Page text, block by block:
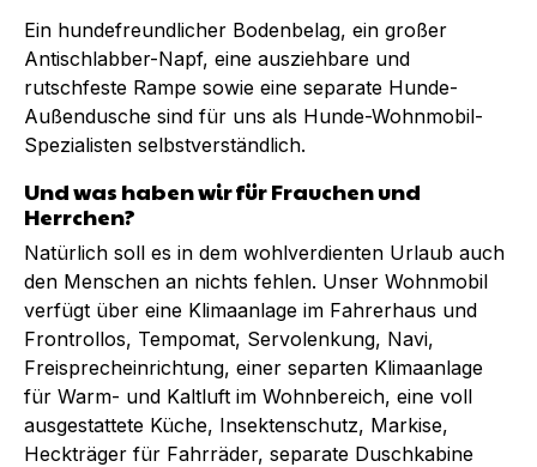
Ein hundefreundlicher Bodenbelag, ein großer
Antischlabber-Napf, eine ausziehbare und
rutschfeste Rampe sowie eine separate Hunde-
Außendusche sind für uns als Hunde-Wohnmobil-
Spezialisten selbstverständlich.
Und was haben wir für Frauchen und
Herrchen?
Natürlich soll es in dem wohlverdienten Urlaub auch
den Menschen an nichts fehlen. Unser Wohnmobil
verfügt über eine Klimaanlage im Fahrerhaus und
Frontrollos, Tempomat, Servolenkung, Navi,
Freisprecheinrichtung, einer separten Klimaanlage
für Warm- und Kaltluft im Wohnbereich, eine voll
ausgestattete Küche, Insektenschutz, Markise,
Heckträger für Fahrräder, separate Duschkabine